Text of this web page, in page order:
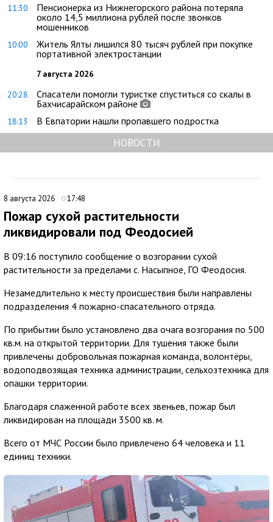
11:30
Пенсионерка из Нижнегорского района потеряла
около 14,5 миллиона рублей после звонков
мошенников
10:00
Житель Ялты лишился 80 тысяч рублей при покупке
портативной электростанции
7 августа 2026
20:28
Спасатели помогли туристке спуститься со скалы в
Бахчисарайском районе
18:13 В Евпатории нашли пропавшего подростка
НОВОСТИ
8 августа 2026 17:48
Пожар сухой растительности
ликвидировали под Феодосией
В 09:16 поступило сообщение о возгорании сухой
растительности за пределами с. Насыпное, ГО Феодосия.
Незамедлительно к месту происшествия были направлены
подразделения 4 пожарно-спасательного отряда.
По прибытии было установлено два очага возгорания по 500
кв.м. на открытой территории. Для тушения также были
привлечены добровольная пожарная команда, волонтёры,
водоподвозящая техника администрации, сельхозтехника для
опашки территории.
Благодаря слаженной работе всех звеньев, пожар был
ликвидирован на площади 3500 кв. м.
Всего от МЧС России было привлечено 64 человека и 11
единиц техники.